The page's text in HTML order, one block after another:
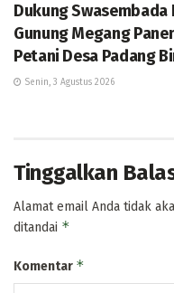
Dukung Swasembada
Gunung Megang
Petani Desa Padang
Senin, 3 Agustus 2026
Tinggalkan
Alamat email Anda tidak
ditandai *
Komentar *